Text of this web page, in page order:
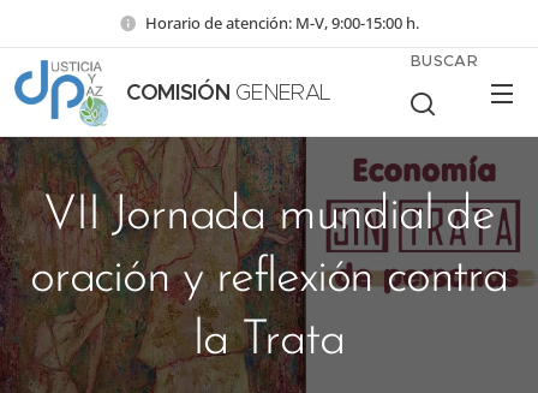
Horario de atención: M-V, 9:00-15:00 h.
COMISIÓN GENERAL
BUSCAR
VII Jornada mundial de
oración y reflexión contra
la Trata